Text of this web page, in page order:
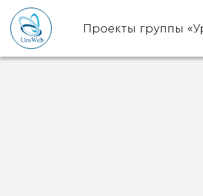
Проекты группы